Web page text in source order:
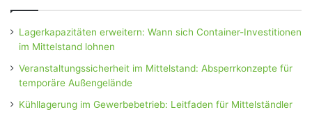
Lagerkapazitäten erweitern: Wann sich Container-Investitionen
im Mittelstand lohnen
Veranstaltungssicherheit im Mittelstand: Absperrkonzepte für
temporäre Außengelände
Kühllagerung im Gewerbebetrieb: Leitfaden für Mittelständler